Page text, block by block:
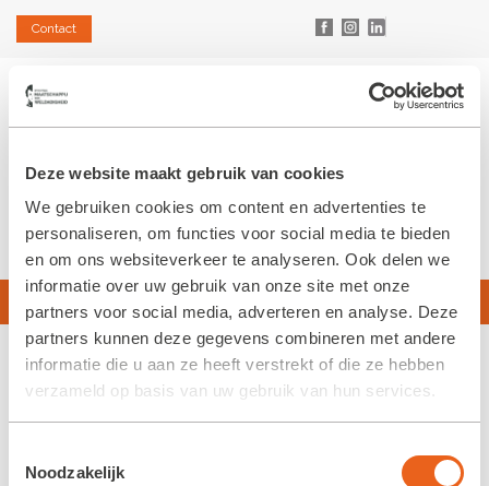
Deze website maakt gebruik van cookies
We gebruiken cookies om content en advertenties te
personaliseren, om functies voor social media te bieden
en om ons websiteverkeer te analyseren. Ook delen we
informatie over uw gebruik van onze site met onze
partners voor social media, adverteren en analyse. Deze
partners kunnen deze gegevens combineren met andere
informatie die u aan ze heeft verstrekt of die ze hebben
verzameld op basis van uw gebruik van hun services.
Noodzakelijk
Contact
Ontdek de Koloniën